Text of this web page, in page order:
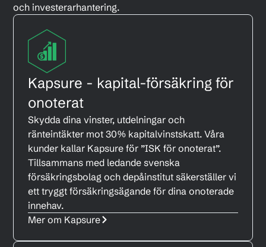
och investerarhantering.
Kapsure - kapital-försäkring för
onoterat
Skydda dina vinster, utdelningar och
ränteintäkter mot 30% kapitalvinstskatt. Våra
kunder kallar Kapsure för ”ISK för onoterat”.
Tillsammans med ledande svenska
försäkringsbolag och depåinstitut säkerställer vi
ett tryggt försäkringsägande för dina onoterade
innehav.
Mer om Kapsure